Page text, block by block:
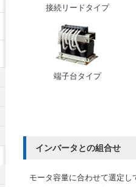
接続リードタイプ
端子台タイプ
インバータとの組合せ
モータ容量に合わせて選定し